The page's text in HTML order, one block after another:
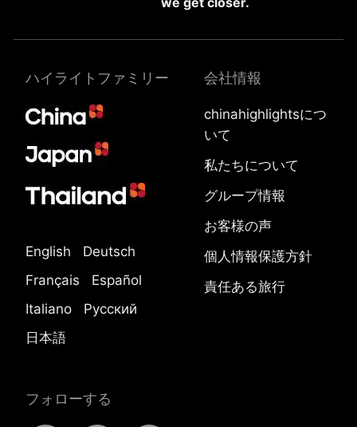
ハイライトファミリー
English
Deutsch
Français
Español
Italiano
Русский
日本語
フォローする
会社情報
chinahighlightsにつ
いて
私たちについて
グループ情報
お客様の声
個人情報保護方針
責任ある旅行